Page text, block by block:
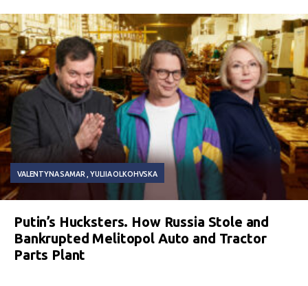
VALENTYNA SAMAR YULIIA OLKOHVSKA
Putin’s Hucksters. How Russia Stole and
Bankrupted Melitopol Auto and Tractor
Parts Plant